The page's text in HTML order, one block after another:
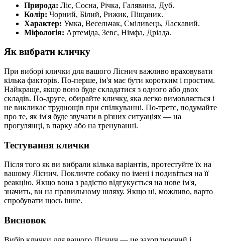
Природа: Ліс, Сосна, Річка, Галявина, Дуб.
Колір: Чорний, Білий, Рижик, Піщаник.
Характер: Умка, Весельчак, Сміливець, Ласкавий.
Міфологія: Артеміда, Зевс, Німфа, Дріада.
Як вибрати кличку
При виборі клички для вашого Ліснич важливо враховувати
кілька факторів. По-перше, ім'я має бути коротким і простим.
Найкраще, якщо воно буде складатися з одного або двох
складів. По-друге, обирайте кличку, яка легко вимовляється і
не викликає труднощів при спілкуванні. По-третє, подумайте
про те, як ім'я буде звучати в різних ситуаціях — на
прогулянці, в парку або на тренуванні.
Тестування клички
Після того як ви вибрали кілька варіантів, протестуйте їх на
вашому Ліснич. Покличте собаку по імені і подивіться на її
реакцію. Якщо вона з радістю відгукується на нове ім'я,
значить, ви на правильному шляху. Якщо ні, можливо, варто
спробувати щось інше.
Висновок